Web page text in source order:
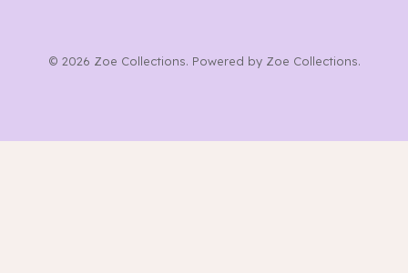
© 2026 Zoe Collections. Powered by Zoe Collections.